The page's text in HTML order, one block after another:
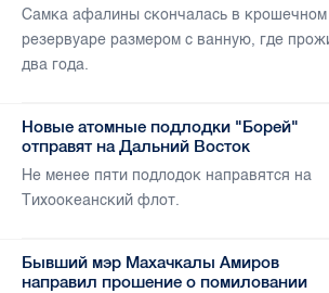
Самка афалины скончалась в крошечном
резервуаре размером с ванную, где
два года.
Новые атомные подлодки "Борей"
отправят на Дальний Восток
Не менее пяти подлодок направятся на
Тихоокеанский флот.
Бывший мэр Махачкалы Амиров
направил прошение о помиловании